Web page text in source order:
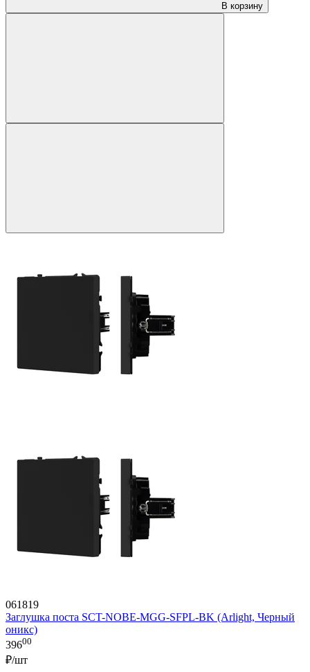
В корзину
061819
Заглушка поста SCT-NOBE-MGG-SFPL-BK (Arlight, Черный
оникс)
39600
₽/шт